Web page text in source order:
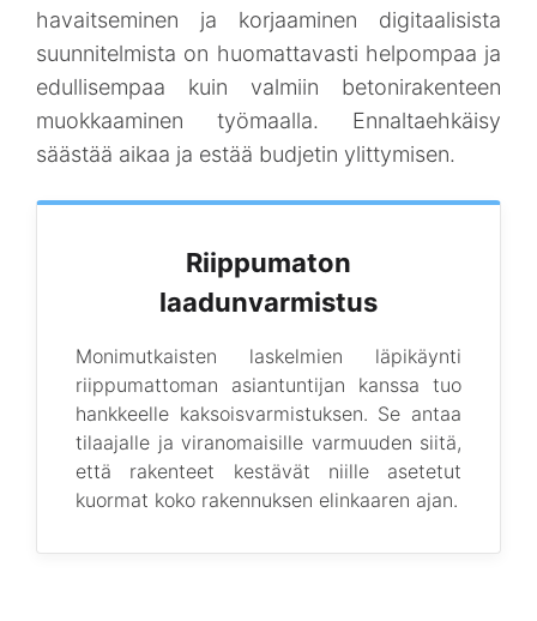
havaitseminen ja korjaaminen digitaalisista
suunnitelmista on huomattavasti helpompaa ja
edullisempaa kuin valmiin betonirakenteen
muokkaaminen työmaalla. Ennaltaehkäisy
säästää aikaa ja estää budjetin ylittymisen.
Riippumaton
laadunvarmistus
Monimutkaisten laskelmien läpikäynti
riippumattoman asiantuntijan kanssa tuo
hankkeelle kaksoisvarmistuksen. Se antaa
tilaajalle ja viranomaisille varmuuden siitä,
että rakenteet kestävät niille asetetut
kuormat koko rakennuksen elinkaaren ajan.